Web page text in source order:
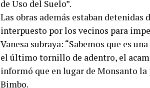
de Uso del Suelo”.
Las obras además estaban
interpuesto por los vecinos para
Vanesa subraya: “Sabemos que es
el último tornillo de adentro, el
informó que en lugar de Monsanto
Bimbo.